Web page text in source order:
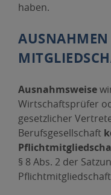
haben.
Ausnahmsweise
Wirtschaftsprüfer
gesetzlicher
Berufsgesellschaft
§ 8 Abs. 2 der